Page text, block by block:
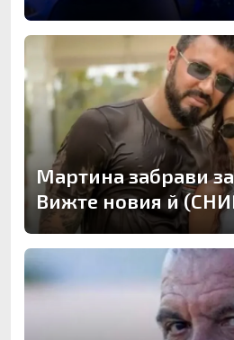
Мартина забрави
Вижте новия й